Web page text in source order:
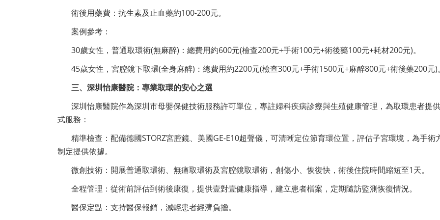
術後用藥費：抗生素及止血藥約100-200元。
案例參考：
30歲女性，普通取環術(無麻醉)：總費用約600元(檢查200元+手術100元+術後藥100元+耗材200元)。
45歲女性，宮腔鏡下取環(全身麻醉)：總費用約2200元(檢查300元+手術1500元+麻醉800元+術後藥200元)。
三、深圳怡康醫院：專業取環的安心之選
深圳怡康醫院作為深圳市母嬰保健技術服務許可單位，專註婦科疾病診療與生殖健康管理，為取環患者提
式服務：
精準檢查：配備德國STORZ宮腔鏡、美國GE-E10超聲儀，可清晰定位節育環位置，評估子宮環境，為手術
制定提供依據。
微創技術：開展普通取環術、無痛取環術及宮腔鏡取環術，創傷小、恢復快，術後住院時間縮短至1天。
全程管理：從術前評估到術後康復，提供壹對壹健康指導，建立患者檔案，定期隨訪監測恢復情況。
醫保定點：支持醫保報銷，減輕患者經濟負擔。